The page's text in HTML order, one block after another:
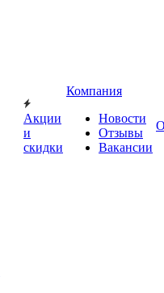
Акции
и
скидки
Компания
Новости
Отзывы
Вакансии